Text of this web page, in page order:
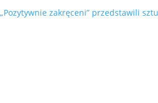
„Pozytywnie zakręceni” przedstawili